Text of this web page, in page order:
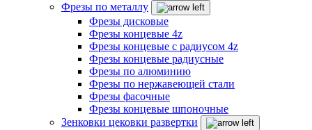
Фрезы по металлу
Фрезы дисковые
Фрезы концевые 4z
Фрезы концевые с радиусом 4z
Фрезы концевые радиусные
Фрезы по алюминию
Фрезы по нержавеющей стали
Фрезы фасочные
Фрезы концевые шпоночные
Зенковки цековки развертки